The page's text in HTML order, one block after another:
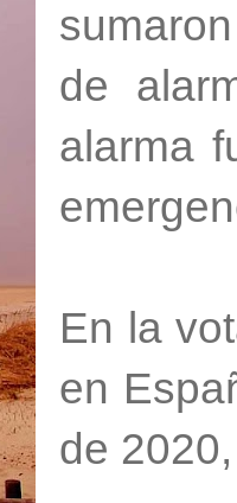
de
alarma
En la
en
de